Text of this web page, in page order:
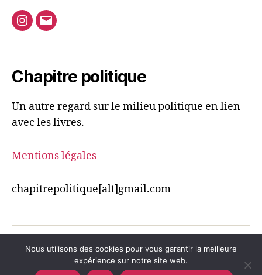
Instagram
Mail
Chapitre politique
Un autre regard sur le milieu politique en lien
avec les livres.
Mentions légales
chapitrepolitique[alt]gmail.com
© 2026Chapitre politique
Politique de confidentialité
Haut
Nous utilisons des cookies pour vous garantir la meilleure
expérience sur notre site web.